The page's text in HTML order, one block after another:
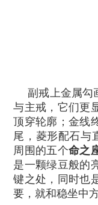
副戒上金属勾
与主戒，它们更
顶穿轮廓；金线
尾，菱形配石与
周围的五个命之
是一颗绿豆般的
键之处，同时也
要，就和稳坐中